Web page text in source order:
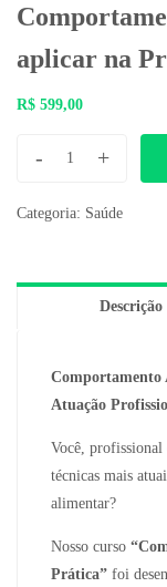
aplicar na
R$ 599,00
- +
Categoria: Saúde
Descrição
Comportamento
Atuação
Você, profissional
técnicas mais
alimentar?
Nosso curso
Prática” foi